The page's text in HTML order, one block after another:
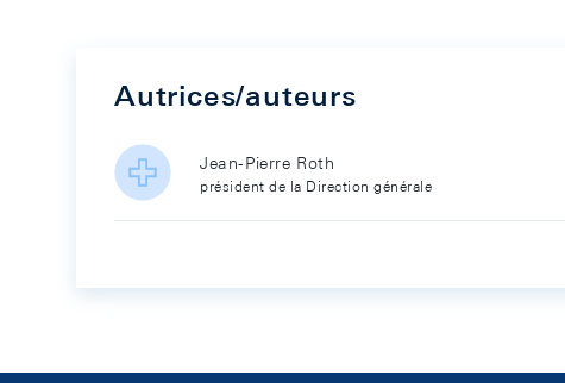
Autrices/auteurs
Jean-Pierre Roth
président de la Direction générale